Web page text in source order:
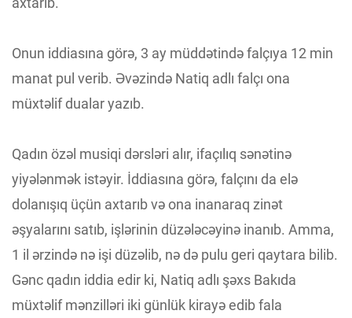
Onun iddiasına görə, 3 ay müddətində falçıya 12 min
manat pul verib. Əvəzində Natiq adlı falçı ona
müxtəlif dualar yazıb.
Qadın özəl musiqi dərsləri alır, ifaçılıq sənətinə
yiyələnmək istəyir. İddiasına görə, falçını da elə
dolanışıq üçün axtarıb və ona inanaraq zinət
əşyalarını satıb, işlərinin düzələcəyinə inanıb. Amma,
1 il ərzində nə işi düzəlib, nə də pulu geri qaytara bilib.
Gənc qadın iddia edir ki, Natiq adlı şəxs Bakıda
müxtəlif mənzilləri iki günlük kirayə edib fala